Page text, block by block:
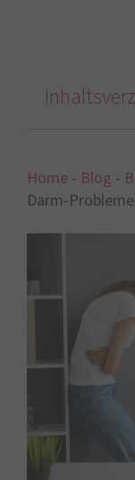
Home - Blog -
Darm-